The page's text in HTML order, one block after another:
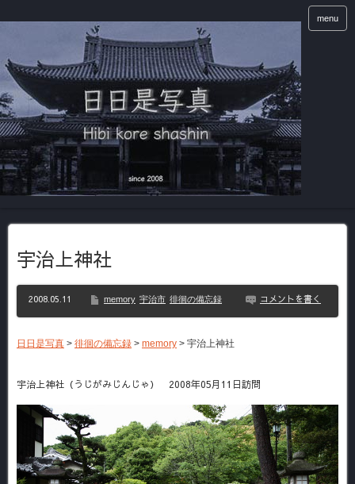
menu
宇治上神社
2008.05.11 memory 宇治市 徘徊の備忘録 コメントを書く
日日是写真 > 徘徊の備忘録 > memory > 宇治上神社
宇治上神社（うじがみじんじゃ） 2008年05月11日訪問